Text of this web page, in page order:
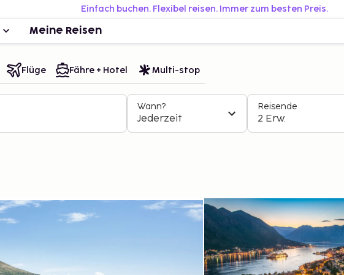
Einfach buchen. Flexibel reisen. Immer zum besten Preis.
Meine Reisen
Flüge Fähre + Hotel Multi-stop
Wann?
Jederzeit
Reisende
2 Erw.